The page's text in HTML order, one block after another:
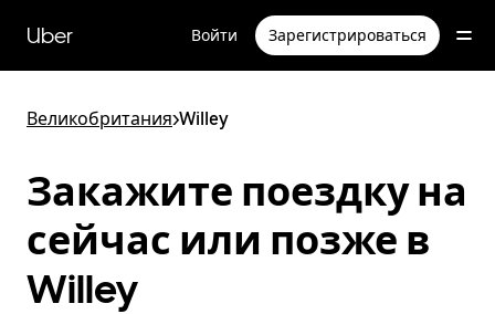
перейти
к
содержимому
Uber Войти Зарегистрироваться
Великобритания>Willey
Закажите поездку на
сейчас или позже в
Willey